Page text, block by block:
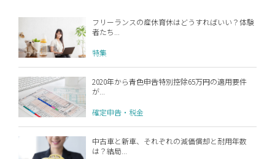
フリーランスの産休育休はどうすればいい？体験
者たち...
特集
2020年から青色申告特別控除65万円の適用要件
が...
確定申告・税金
中古車と新車、それぞれの減価償却と耐用年数
は？結局...